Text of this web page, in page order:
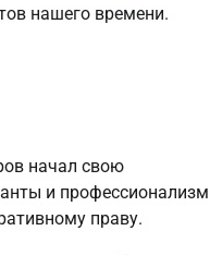
нашего времени.
начал свою
и профессионализм
праву.